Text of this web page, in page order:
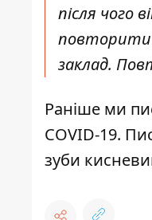
після чого
повторити
заклад.
Раніше ми
COVID-19.
зуби